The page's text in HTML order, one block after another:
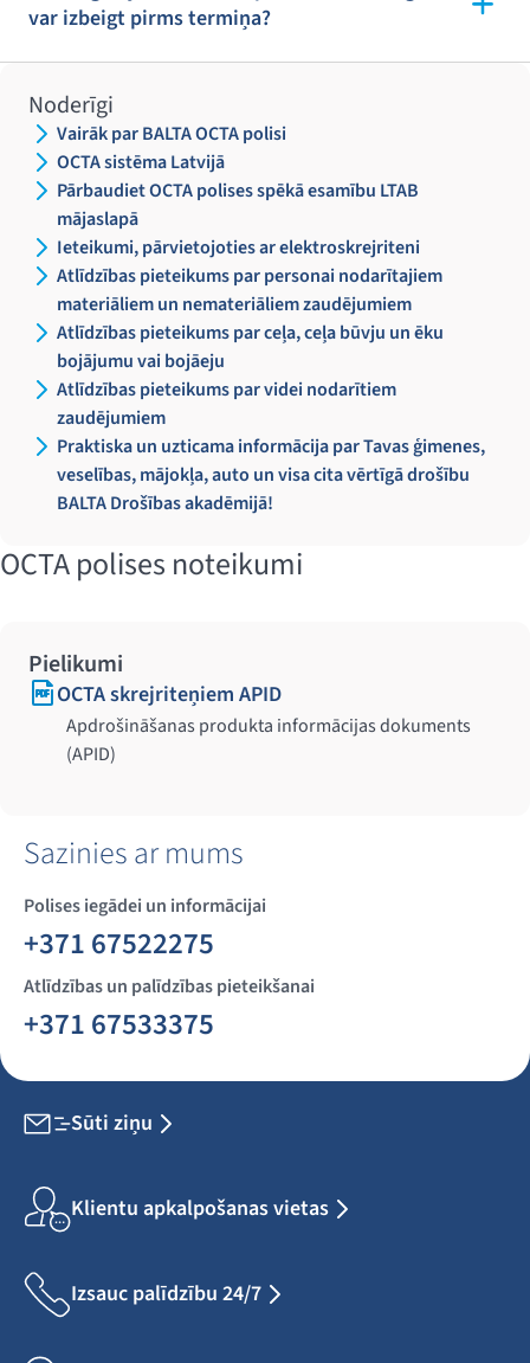
var izbeigt pirms termiņa?
Noderīgi
Vairāk par BALTA OCTA polisi
OCTA sistēma Latvijā
Pārbaudiet OCTA polises spēkā esamību LTAB
mājaslapā
Ieteikumi, pārvietojoties ar elektroskrejriteni
Atlīdzības pieteikums par personai nodarītajiem
materiāliem un nemateriāliem zaudējumiem
Atlīdzības pieteikums par ceļa, ceļa būvju un ēku
bojājumu vai bojāeju
Atlīdzības pieteikums par videi nodarītiem
zaudējumiem
Praktiska un uzticama informācija par Tavas ģimenes,
veselības, mājokļa, auto un visa cita vērtīgā drošību
BALTA Drošības akadēmijā!
OCTA polises noteikumi
Pielikumi
OCTA skrejriteņiem APID
Apdrošināšanas produkta informācijas dokuments
(APID)
Sazinies ar mums
Polises iegādei un informācijai
+371 67522275
Atlīdzības un palīdzības pieteikšanai
+371 67533375
Sūti ziņu
Klientu apkalpošanas vietas
Izsauc palīdzību 24/7